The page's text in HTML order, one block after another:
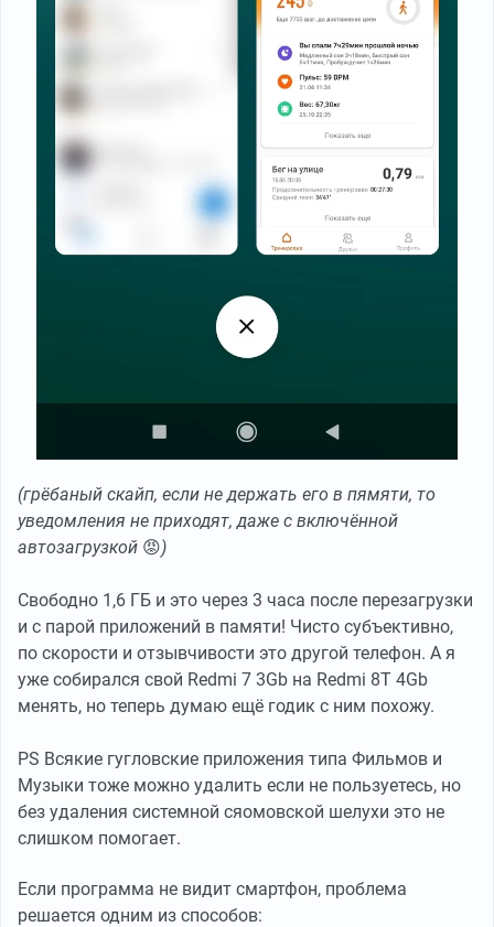
(грёбаный скайп, если не держать его в пямяти, то
уведомления не приходят, даже с включённой
автозагрузкой 😡)
Свободно 1,6 ГБ и это через 3 часа после перезагрузки
и с парой приложений в памяти! Чисто субъективно,
по скорости и отзывчивости это другой телефон. А я
уже собирался свой Redmi 7 3Gb на Redmi 8T 4Gb
менять, но теперь думаю ещё годик с ним похожу.
PS Всякие гугловские приложения типа Фильмов и
Музыки тоже можно удалить если не пользуетесь, но
без удаления системной сяомовской шелухи это не
слишком помогает.
Если программа не видит смартфон, проблема
решается одним из способов: